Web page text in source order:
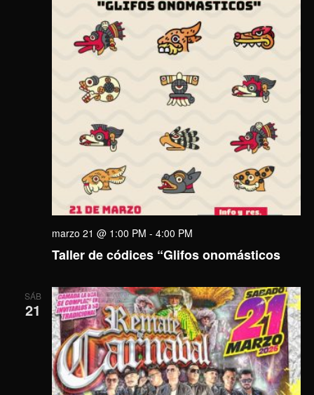
Taller de códices “Glifos onomásticos
marzo 21 @ 1:00 PM - 4:00 PM
SÁB
21